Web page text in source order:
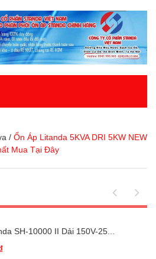
/ Ổn Áp Litanda 5KVA DRI 5KW NEW
Mua Tại Đây
SH-10000 II Dải 150V-25...